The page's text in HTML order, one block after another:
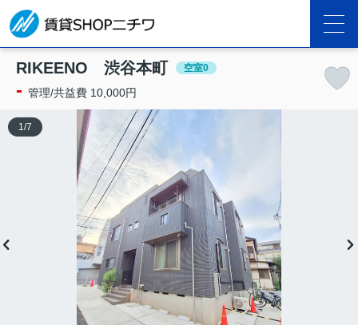
RIKEENO 渋谷本町 空室0
- 管理/共益費 10,000円
1 /7